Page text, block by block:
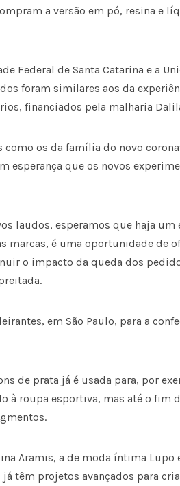
a versão em pó, resina e
Federal de Santa Catarina e a
foram similares aos da
financiados pela malharia
os da família do novo
esperança que os novos
laudos, esperamos que haja um
marcas, é uma oportunidade de
o impacto da queda dos
em São Paulo, para a
de prata já é usada para, por
à roupa esportiva, mas até o fim
Aramis, a de moda íntima Lupo
têm projetos avançados para